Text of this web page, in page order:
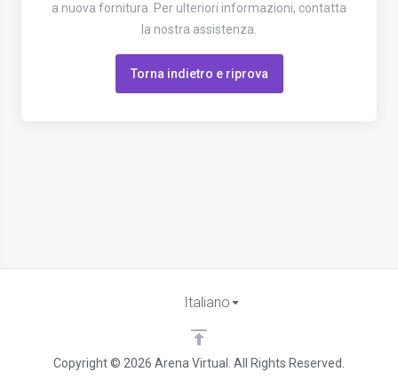
a nuova fornitura. Per ulteriori informazioni, contatta
la nostra assistenza.
Torna indietro e riprova
Copyright © 2026 Arena Virtual. All Rights Reserved.
Italiano